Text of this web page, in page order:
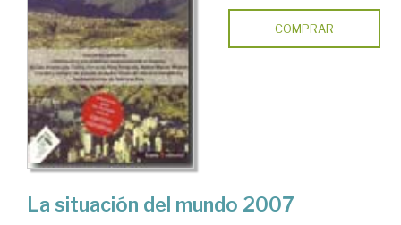
COMPRAR
La situación del mundo 2007